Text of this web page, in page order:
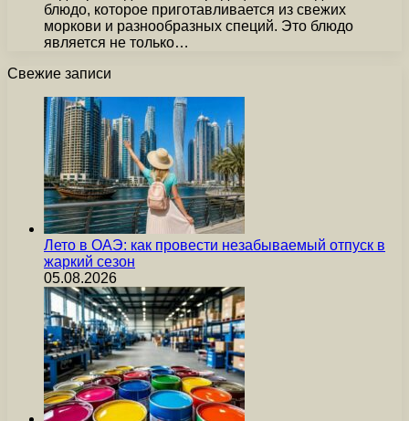
блюдо, которое приготавливается из свежих
моркови и разнообразных специй. Это блюдо
является не только…
Свежие записи
Лето в ОАЭ: как провести незабываемый отпуск в
жаркий сезон
05.08.2026